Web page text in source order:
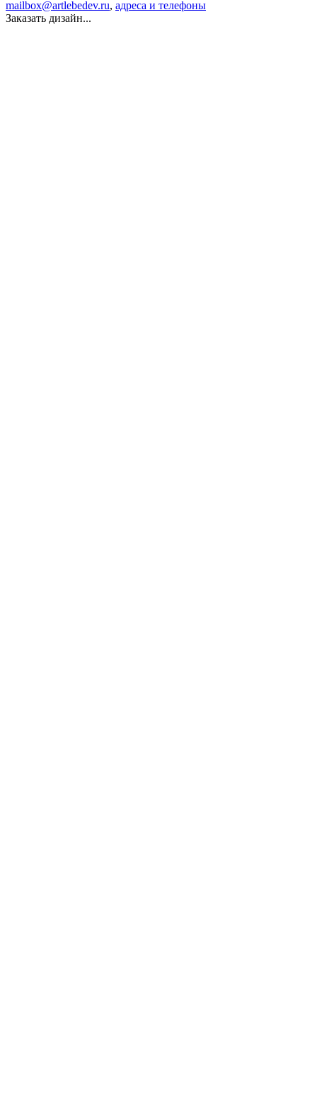
mailbox@artlebedev.ru, адреса и телефоны
Заказать дизайн...